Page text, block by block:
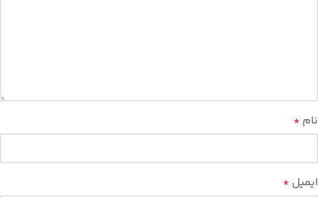
نام *
ایمیل *